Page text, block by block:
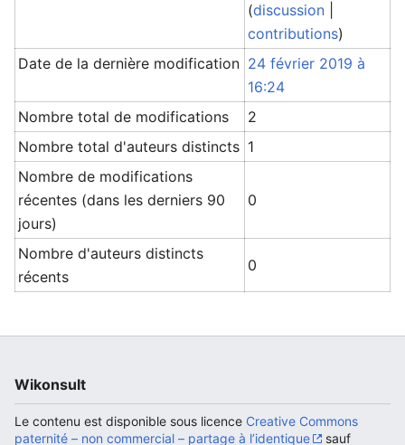
(discussion
contributions)
Date de la dernière modification 24 février 2019 à
16:24
Nombre total de modifications
2
Nombre total d'auteurs distincts 1
Nombre de modifications
récentes (dans les derniers 90
jours)
0
Nombre d'auteurs distincts
récents
0
Wikonsult
Le contenu est disponible sous licence Creative Commons
paternité – non commercial – partage à l’identique
sauf